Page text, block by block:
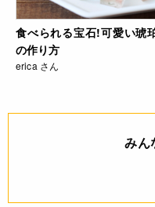
食べられる宝石!可愛い琥
の作り方
erica さん
みん